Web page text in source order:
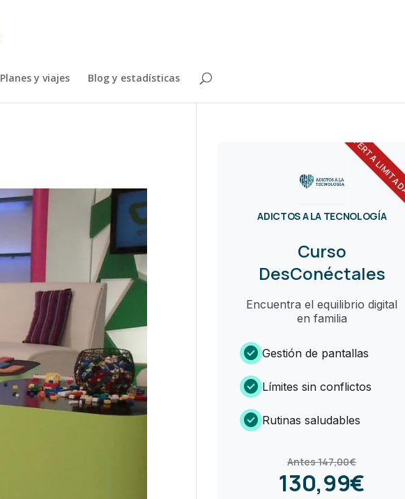
Planes y viajes Blog y estadísticas
OFERTA
ADICTOS A LA TECNOLOGÍA
Curso
DesConéctales
Encuentra el equilibrio digital
en familia
check_circle Gestión de pantallas
check_circle Límites sin conflictos
check_circle Rutinas saludables
Antes 147,00€
130,99€